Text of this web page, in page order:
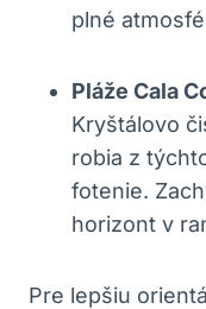
plné
Pláže Cala
Kryštálovo
robia z
fotenie.
horizont v
Pre lepšiu